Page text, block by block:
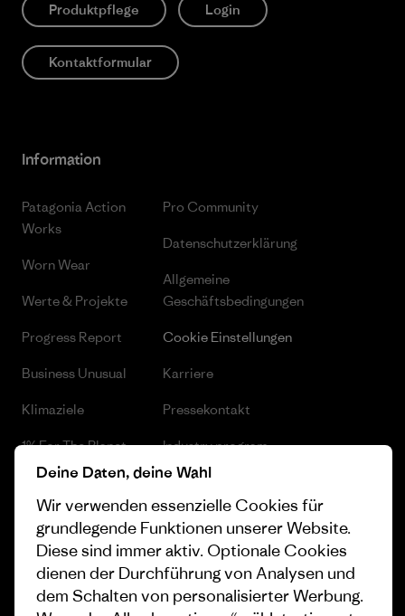
Produktpflege Login
Kontaktformular
Information
Patagonia Action
Works
Worn Wear
Werte & Projekte
Progress Report
Business Unusual
Klimaziele
1% For The Planet
Wie wir finanzieren
Geschenkgutscheine
Stores in deiner Nähe
Pro Community
Datenschutzerklärung
Allgemeine
Geschäftsbedingungen
Cookie Einstellungen
Karriere
Pressekontakt
Industry program
Affiliate-Programm
Patagonia Österreich
Seitenverzeichnis
Deine Daten, deine Wahl
Wir verwenden essenzielle Cookies für
grundlegende Funktionen unserer Website.
Diese sind immer aktiv. Optionale Cookies
dienen der Durchführung von Analysen und
dem Schalten von personalisierter Werbung.